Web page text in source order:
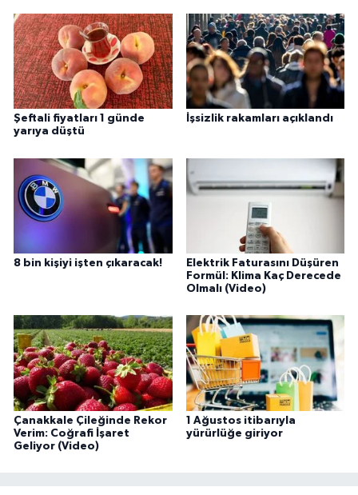
Şeftali fiyatları 1 günde
yarıya düştü
İşsizlik rakamları açıklandı
8 bin kişiyi işten çıkaracak!
Elektrik Faturasını Düşüren
Formül: Klima Kaç Derecede
Olmalı (Video)
Çanakkale Çileğinde Rekor
Verim: Coğrafi İşaret
Geliyor (Video)
1 Ağustos itibarıyla
yürürlüğe giriyor